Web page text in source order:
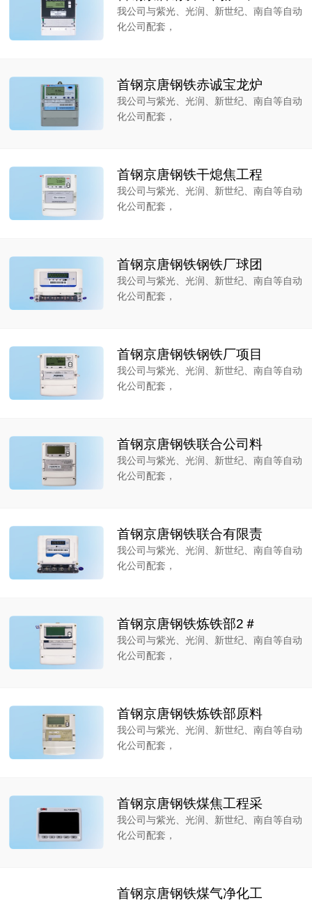
我公司与紫光、光润、新世纪、南自等自动
化公司配套，
首钢京唐钢铁赤诚宝龙炉
我公司与紫光、光润、新世纪、南自等自动
化公司配套，
首钢京唐钢铁干熄焦工程
我公司与紫光、光润、新世纪、南自等自动
化公司配套，
首钢京唐钢铁钢铁厂球团
我公司与紫光、光润、新世纪、南自等自动
化公司配套，
首钢京唐钢铁钢铁厂项目
我公司与紫光、光润、新世纪、南自等自动
化公司配套，
首钢京唐钢铁联合公司料
我公司与紫光、光润、新世纪、南自等自动
化公司配套，
首钢京唐钢铁联合有限责
我公司与紫光、光润、新世纪、南自等自动
化公司配套，
首钢京唐钢铁炼铁部2＃
我公司与紫光、光润、新世纪、南自等自动
化公司配套，
首钢京唐钢铁炼铁部原料
我公司与紫光、光润、新世纪、南自等自动
化公司配套，
首钢京唐钢铁煤焦工程采
我公司与紫光、光润、新世纪、南自等自动
化公司配套，
首钢京唐钢铁煤气净化工